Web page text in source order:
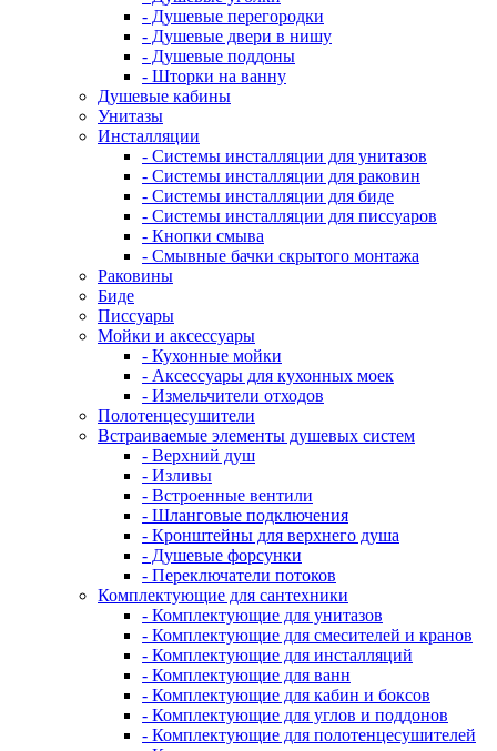
- Душевые перегородки
- Душевые двери в нишу
- Душевые поддоны
- Шторки на ванну
Душевые кабины
Унитазы
Инсталляции
- Системы инсталляции для унитазов
- Системы инсталляции для раковин
- Системы инсталляции для биде
- Системы инсталляции для писсуаров
- Кнопки смыва
- Смывные бачки скрытого монтажа
Раковины
Биде
Писсуары
Мойки и аксессуары
- Кухонные мойки
- Аксессуары для кухонных моек
- Измельчители отходов
Полотенцесушители
Встраиваемые элементы душевых систем
- Верхний душ
- Изливы
- Встроенные вентили
- Шланговые подключения
- Кронштейны для верхнего душа
- Душевые форсунки
- Переключатели потоков
Комплектующие для сантехники
- Комплектующие для унитазов
- Комплектующие для смесителей и кранов
- Комплектующие для инсталляций
- Комплектующие для ванн
- Комплектующие для кабин и боксов
- Комплектующие для углов и поддонов
- Комплектующие для полотенцесушителей